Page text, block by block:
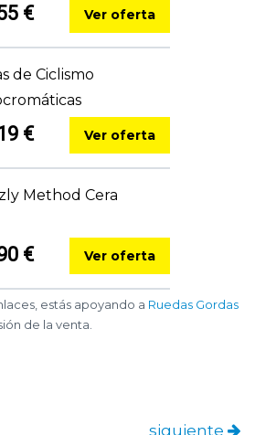
€ Ver oferta
de Ciclismo
€ Ver oferta
Method Cera
€ Ver oferta
estás apoyando a Ruedas Gordas
de la venta.
siguiente